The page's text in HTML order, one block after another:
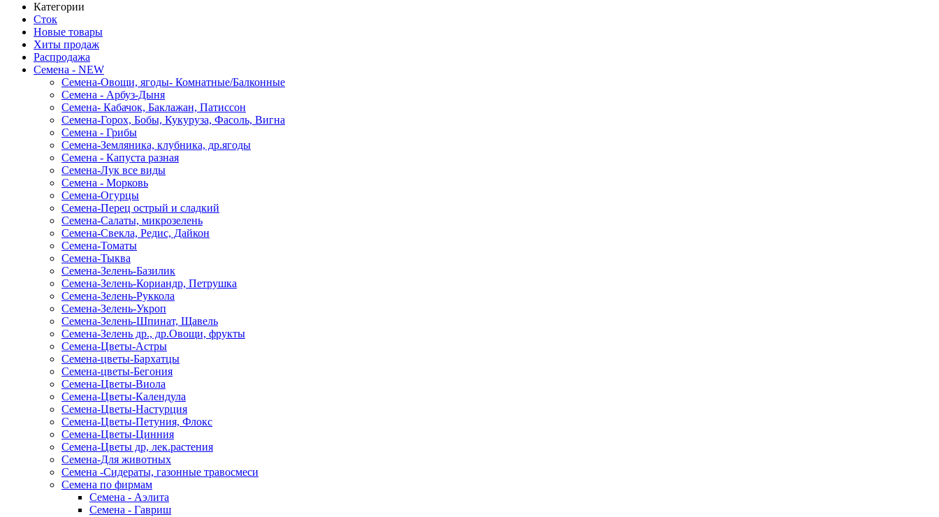
Категории
Сток
Новые товары
Хиты продаж
Распродажа
Семена - NEW
Семена-Овощи, ягоды- Комнатные/Балконные
Семена - Арбуз-Дыня
Семена- Кабачок, Баклажан, Патиссон
Семена-Горох, Бобы, Кукуруза, Фасоль, Вигна
Семена - Грибы
Семена-Земляника, клубника, др.ягоды
Семена - Капуста разная
Семена-Лук все виды
Семена - Морковь
Семена-Огурцы
Семена-Перец острый и сладкий
Семена-Салаты, микрозелень
Семена-Свекла, Редис, Дайкон
Семена-Томаты
Семена-Тыква
Семена-Зелень-Базилик
Семена-Зелень-Кориандр, Петрушка
Семена-Зелень-Руккола
Семена-Зелень-Укроп
Семена-Зелень-Шпинат, Щавель
Семена-Зелень др., др.Овощи, фрукты
Семена-Цветы-Астры
Семена-цветы-Бархатцы
Семена-цветы-Бегония
Семена-Цветы-Виола
Семена-Цветы-Календула
Семена-Цветы-Настурция
Семена-Цветы-Петуния, Флокс
Семена-Цветы-Цинния
Семена-Цветы др, лек.растения
Семена-Для животных
Семена -Сидераты, газонные травосмеси
Семена по фирмам
Семена - Аэлита
Семена - Гавриш